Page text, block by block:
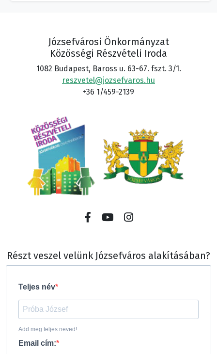
Józsefvárosi Önkormányzat
Közösségi Részvételi Iroda
1082 Budapest, Baross u. 63-67. fszt. 3/1.
reszvetel@jozsefvaros.hu
+36 1/459-2139
Részt veszel velünk Józsefváros alakításában?
Teljes név
Add meg teljes neved!
Email cím: